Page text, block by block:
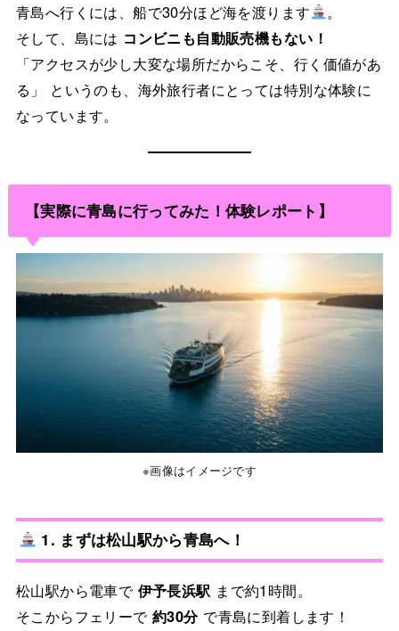
青島へ行くには、船で30分ほど海を渡ります
。
そして、島には コンビニも自動販売機もない！
「アクセスが少し大変な場所だからこそ、行く価値があ
る」 というのも、海外旅行者にとっては特別な体験に
なっています。
【実際に青島に行ってみた！体験レポート】
※画像はイメージです
1. まずは松山駅から青島へ！
松山駅から電車で 伊予長浜駅 まで約1時間。
そこからフェリーで約30分で青島に到着します！